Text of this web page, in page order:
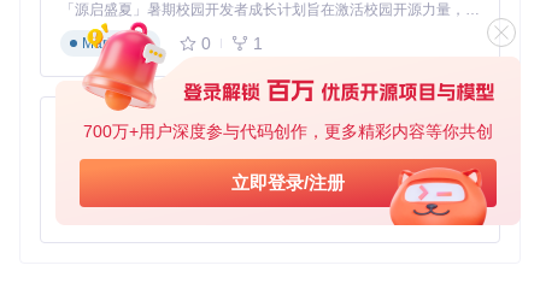
700万+用户深度参与代码创作，更多精彩内容等你共创
立即登录/注册
「源启盛夏」暑期校园开发者成长计划旨在激活校园开源力量，通过积分激励、认证扶持、资源倾斜等形式，引导高校组织和开发者完成「入驻 — 建项目 — 做贡献 — 获认证 — 得资源」的完整闭环。无论你是想带领社团入驻平台的组织者，还是希望用代码贡献证明自己的开发者，都能在这里找到属于你的成长路径。
Markdown
0 1
py-xiaozhi
基于Python的Xiaozhi AI，适用于想要完整Xiaozhi体验而无需拥有专用硬件的用户。
Python
0 1